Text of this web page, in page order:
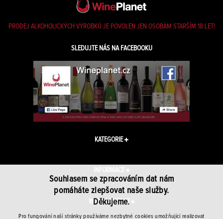
PRODEJ ALKOHOLICKÝCH VÝROBKŮ JE POVOLEN JEN OSOBÁM STARŠÍM 18 LET!
SLEDUJTE NÁS NA FACEBOOKU
KATEGORIE
INFORMACE
WINEPLANET.CZ
Souhlasem se zpracováním dat nám
pomáháte zlepšovat naše služby.
Děkujeme.
Pro fungování naší stránky používáme nezbytné cookies umožňující realizovat